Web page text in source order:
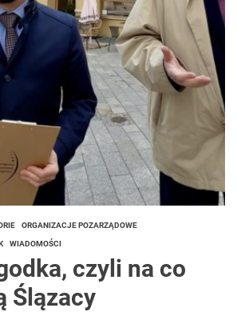
ORGANIZACJE POZARZĄDOWE
WIADOMOŚCI
czyli na co
Ślązacy